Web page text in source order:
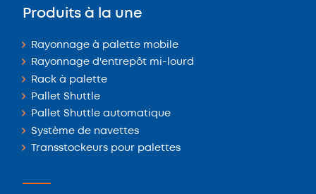
Produits à la une
Rayonnage à palette mobile
Rayonnage d'entrepôt mi-lourd
Rack à palette
Pallet Shuttle
Pallet Shuttle automatique
Système de navettes
Transstockeurs pour palettes